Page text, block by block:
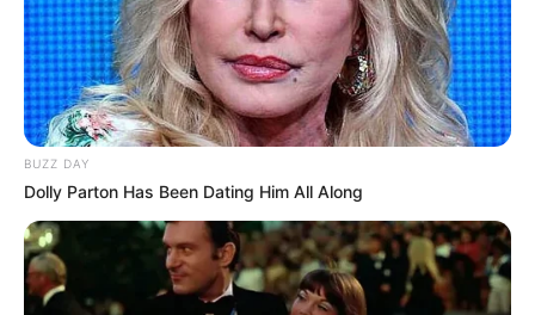
Quermania folgen: Impressum & Kontakt
Smartphone Startseite
Suchen:
BUZZ DAY
Dolly Parton Has Been Dating Him All Along